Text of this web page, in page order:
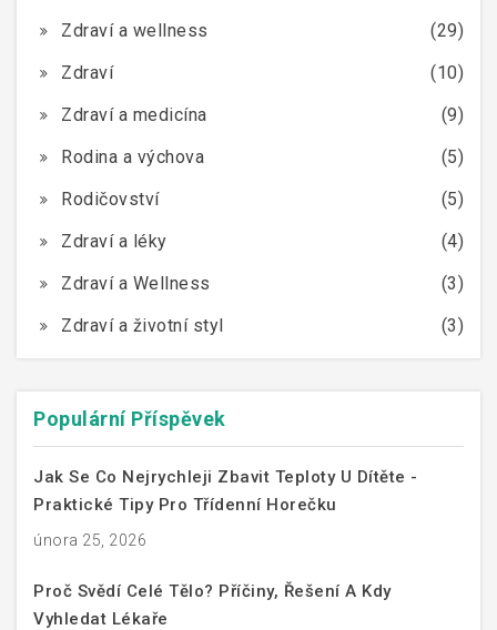
Zdraví a wellness
(29)
Zdraví
(10)
Zdraví a medicína
(9)
Rodina a výchova
(5)
Rodičovství
(5)
Zdraví a léky
(4)
Zdraví a Wellness
(3)
Zdraví a životní styl
(3)
Populární Příspěvek
Jak Se Co Nejrychleji Zbavit Teploty U Dítěte -
Praktické Tipy Pro Třídenní Horečku
února 25, 2026
Proč Svědí Celé Tělo? Příčiny, Řešení A Kdy
Vyhledat Lékaře